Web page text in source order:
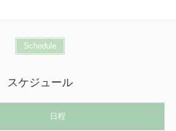
Schedule
スケジュール
日程